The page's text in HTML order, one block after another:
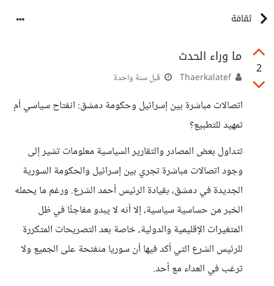
ثقافة
2
ما وراء الحدث
قبل سنة واحدة
اتصالات مباشرة بين إسرائيل وحكومة دمشق: انفتاح سياسي أم
تمهيد للتطبيع؟
تتداول بعض المصادر والتقارير السياسية معلومات تشير إلى
وجود اتصالات مباشرة تجري بين إسرائيل والحكومة السورية
الجديدة في دمشق، بقيادة الرئيس أحمد الشرع. ورغم ما يحمله
الخبر من حساسية سياسية، إلا أنه لا يبدو مفاجئًا في ظل
المتغيرات الإقليمية والدولية، خاصة بعد التصريحات المتكررة
للرئيس الشرع التي أكد فيها أن سوريا منفتحة على الجميع ولا
ترغب في العداء مع أحد.